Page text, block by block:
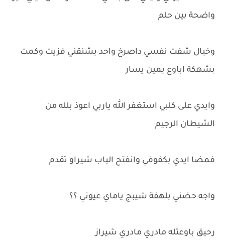
واضحة بين حلم
وخيال شفت نفسي داصرخ واحد يشنقني فزيت وكمت
بشهكة اباوع يمين يسار
وايدي على كلبي استغفر الله ياربي اعوذ بلله من
الشيطان الرجيم
فمضا ايدي بكفوفي وانفتح الباب شيراو تقدم
واجه حضني بلهفة شيبج ياماي عيوني ؟؟
رحيق باوعتله مادري مادري شيراز